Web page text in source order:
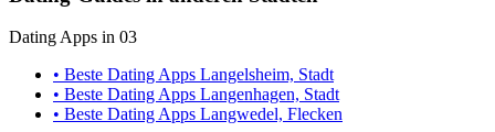
Dating Apps in 03
• Beste Dating Apps Langelsheim, Stadt
• Beste Dating Apps Langenhagen, Stadt
• Beste Dating Apps Langwedel, Flecken